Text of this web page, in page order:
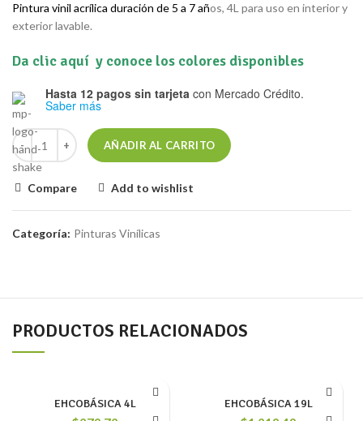
Pintura vinil acrílica duración de 5 a 7 años, 4L para uso en interior y
exterior lavable.
Da clic aquí y conoce los colores disponibles
Hasta 12 pagos sin tarjeta con Mercado Crédito.
Saber más
AÑADIR AL CARRITO
Compare Add to wishlist
Categoría: Pinturas Vinílicas
PRODUCTOS RELACIONADOS
EHCOBÁSICA 4L EHCOBÁSICA 19L